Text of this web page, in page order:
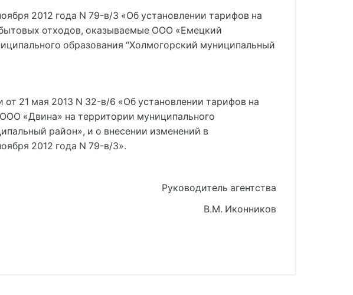
2012 года N 79-в/3 «Об установлении тарифов на
отходов, оказываемые ООО «Емецкий
образования “Холмогорский муниципальный
от 21 мая 2013 N 32-в/6 «Об установлении тарифов на
«Двина» на территории муниципального
район», и о внесении изменений в
2012 года N 79-в/3».
Руководитель агентства
В.М. Иконников